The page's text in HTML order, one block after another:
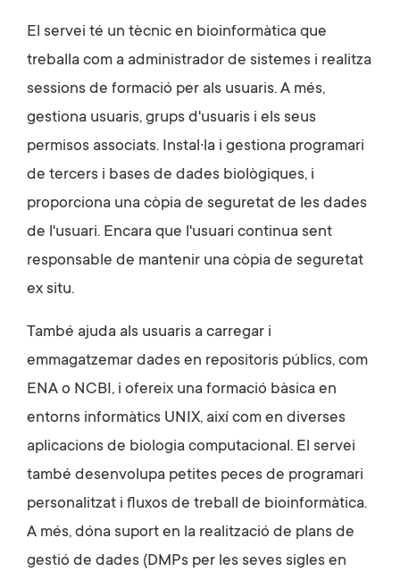
El servei té un tècnic en bioinformàtica que
treballa com a administrador de sistemes i realitza
sessions de formació per als usuaris. A més,
gestiona usuaris, grups d'usuaris i els seus
permisos associats. Instal·la i gestiona programari
de tercers i bases de dades biològiques, i
proporciona una còpia de seguretat de les dades
de l'usuari. Encara que l'usuari continua sent
responsable de mantenir una còpia de seguretat
ex situ.
També ajuda als usuaris a carregar i
emmagatzemar dades en repositoris públics, com
ENA o NCBI, i ofereix una formació bàsica en
entorns informàtics UNIX, així com en diverses
aplicacions de biologia computacional. El servei
també desenvolupa petites peces de programari
personalitzat i fluxos de treball de bioinformàtica.
A més, dóna suport en la realització de plans de
gestió de dades (DMPs per les seves sigles en